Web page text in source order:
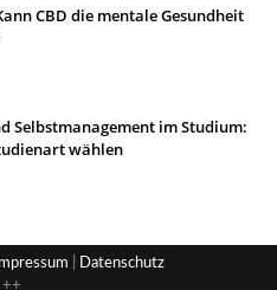
CBD die mentale Gesundheit
Selbstmanagement im Studium:
wählen
Impressum
Datenschutz
++